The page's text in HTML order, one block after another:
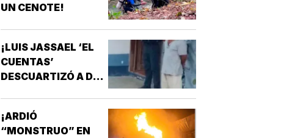
UN CENOTE!
¡LUIS JASSAEL ‘EL
CUENTAS’
DESCUARTIZÓ A DOS
¡ARDIÓ
“MONSTRUO” EN